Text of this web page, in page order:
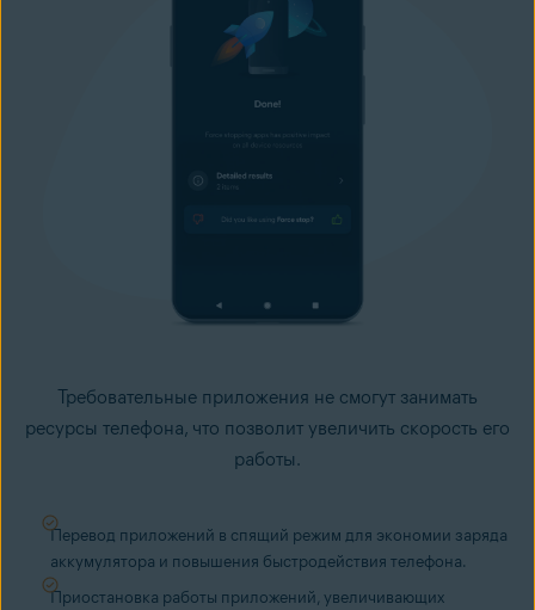
Требовательные приложения не смогут занимать
ресурсы телефона, что позволит увеличить скорость его
работы.
Перевод приложений в спящий режим для экономии заряда
аккумулятора и повышения быстродействия телефона.
Приостановка работы приложений, увеличивающих